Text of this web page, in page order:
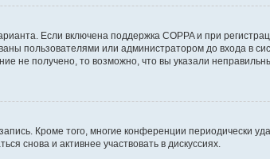
Если включена поддержка COPPA и при
пользователями или администратором до входа в
не получено, то возможно, что вы указали
Кроме того, многие конференции периодически
снова и активнее участвовать в дискуссиях.